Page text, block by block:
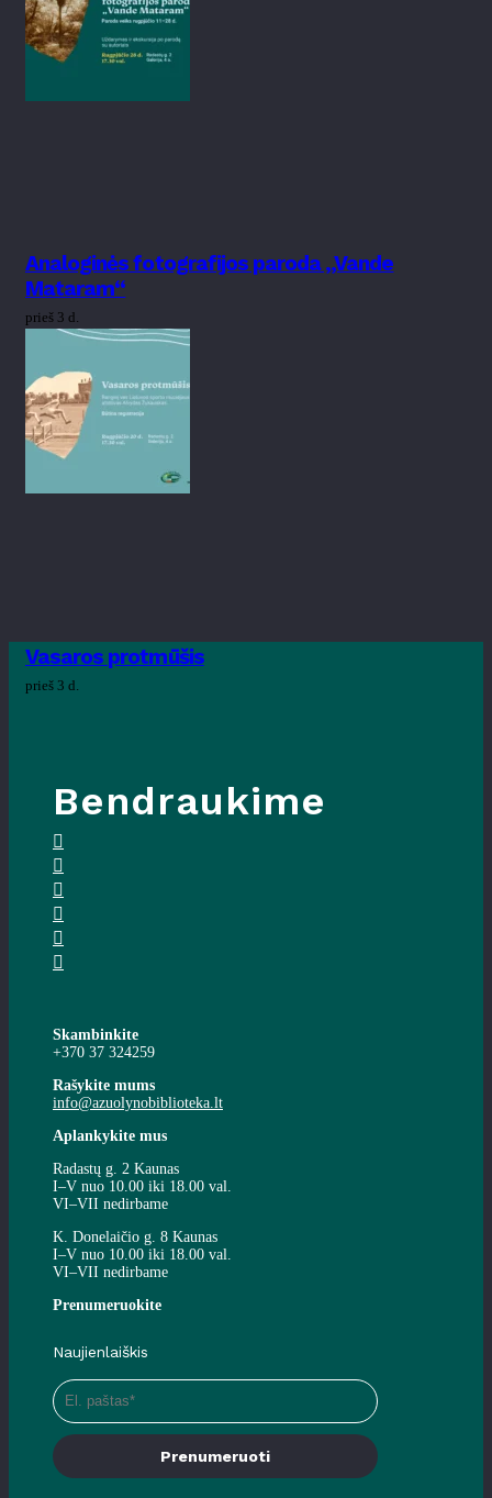
Analoginės fotografijos paroda „Vande
Mataram“
prieš 3 d.
Vasaros protmūšis
prieš 3 d.
Bendraukime
Skambinkite
+370 37 324259
Rašykite mums
info@azuolynobiblioteka.lt
Aplankykite mus
Radastų g. 2 Kaunas
I–V nuo 10.00 iki 18.00 val.
VI–VII nedirbame
K. Donelaičio g. 8 Kaunas
I–V nuo 10.00 iki 18.00 val.
VI–VII nedirbame
Prenumeruokite
Naujienlaiškis
Prenumeruoti